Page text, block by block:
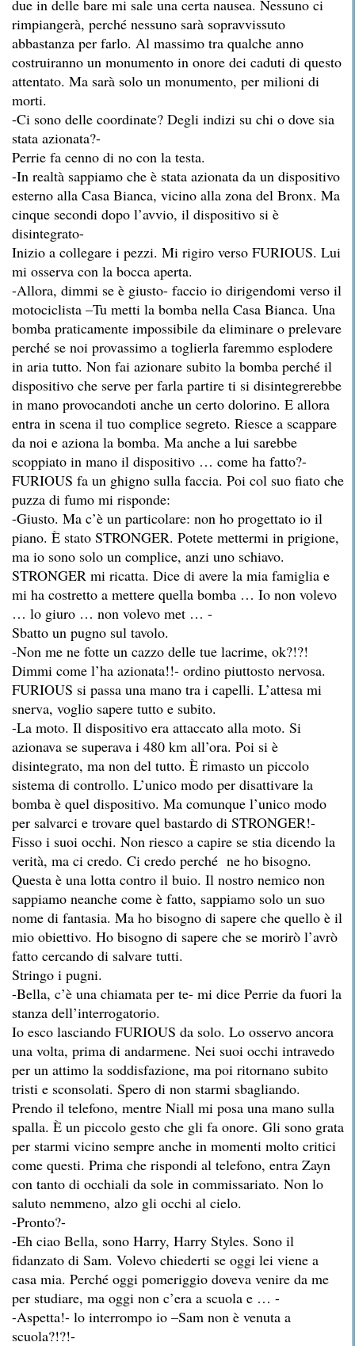
due in delle bare mi sale una certa nausea. Nessuno ci
rimpiangerà, perché nessuno sarà sopravvissuto
abbastanza per farlo. Al massimo tra qualche anno
costruiranno un monumento in onore dei caduti di questo
attentato. Ma sarà solo un monumento, per milioni di
morti.
-Ci sono delle coordinate? Degli indizi su chi o dove sia
stata azionata?-
Perrie fa cenno di no con la testa.
-In realtà sappiamo che è stata azionata da un dispositivo
esterno alla Casa Bianca, vicino alla zona del Bronx. Ma
cinque secondi dopo l’avvio, il dispositivo si è
disintegrato-
Inizio a collegare i pezzi. Mi rigiro verso FURIOUS. Lui
mi osserva con la bocca aperta.
-Allora, dimmi se è giusto- faccio io dirigendomi verso il
motociclista –Tu metti la bomba nella Casa Bianca. Una
bomba praticamente impossibile da eliminare o prelevare
perché se noi provassimo a toglierla faremmo esplodere
in aria tutto. Non fai azionare subito la bomba perché il
dispositivo che serve per farla partire ti si disintegrerebbe
in mano provocandoti anche un certo dolorino. E allora
entra in scena il tuo complice segreto. Riesce a scappare
da noi e aziona la bomba. Ma anche a lui sarebbe
scoppiato in mano il dispositivo … come ha fatto?-
FURIOUS fa un ghigno sulla faccia. Poi col suo fiato che
puzza di fumo mi risponde:
-Giusto. Ma c’è un particolare: non ho progettato io il
piano. È stato STRONGER. Potete mettermi in prigione,
ma io sono solo un complice, anzi uno schiavo.
STRONGER mi ricatta. Dice di avere la mia famiglia e
mi ha costretto a mettere quella bomba … Io non volevo
… lo giuro … non volevo met … -
Sbatto un pugno sul tavolo.
-Non me ne fotte un cazzo delle tue lacrime, ok?!?!
Dimmi come l’ha azionata!!- ordino piuttosto nervosa.
FURIOUS si passa una mano tra i capelli. L’attesa mi
snerva, voglio sapere tutto e subito.
-La moto. Il dispositivo era attaccato alla moto. Si
azionava se superava i 480 km all’ora. Poi si è
disintegrato, ma non del tutto. È rimasto un piccolo
sistema di controllo. L’unico modo per disattivare la
bomba è quel dispositivo. Ma comunque l’unico modo
per salvarci e trovare quel bastardo di STRONGER!-
Fisso i suoi occhi. Non riesco a capire se stia dicendo la
verità, ma ci credo. Ci credo perché ne ho bisogno.
Questa è una lotta contro il buio. Il nostro nemico non
sappiamo neanche come è fatto, sappiamo solo un suo
nome di fantasia. Ma ho bisogno di sapere che quello è il
mio obiettivo. Ho bisogno di sapere che se morirò l’avrò
fatto cercando di salvare tutti.
Stringo i pugni.
-Bella, c’è una chiamata per te- mi dice Perrie da fuori la
stanza dell’interrogatorio.
Io esco lasciando FURIOUS da solo. Lo osservo ancora
una volta, prima di andarmene. Nei suoi occhi intravedo
per un attimo la soddisfazione, ma poi ritornano subito
tristi e sconsolati. Spero di non starmi sbagliando.
Prendo il telefono, mentre Niall mi posa una mano sulla
spalla. È un piccolo gesto che gli fa onore. Gli sono grata
per starmi vicino sempre anche in momenti molto critici
come questi. Prima che rispondi al telefono, entra Zayn
con tanto di occhiali da sole in commissariato. Non lo
saluto nemmeno, alzo gli occhi al cielo.
-Pronto?-
-Eh ciao Bella, sono Harry, Harry Styles. Sono il
fidanzato di Sam. Volevo chiederti se oggi lei viene a
casa mia. Perché oggi pomeriggio doveva venire da me
per studiare, ma oggi non c’era a scuola e … -
-Aspetta!- lo interrompo io –Sam non è venuta a
scuola?!?!-